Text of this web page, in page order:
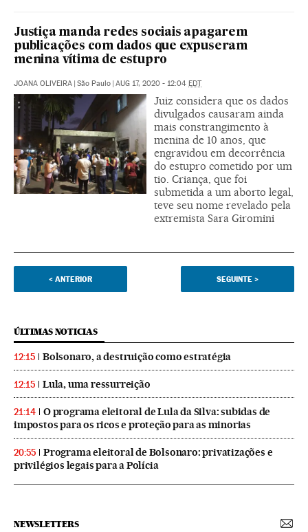
Justiça manda redes sociais apagarem
publicações com dados que expuseram
menina vítima de estupro
JOANA OLIVEIRA | São Paulo | AUG 17, 2020 - 12:04 EDT
Juiz considera que os dados
divulgados causaram ainda
mais constrangimento à
menina de 10 anos, que
engravidou em decorrência
do estupro cometido por um
tio. Criança, que foi
submetida a um aborto legal,
teve seu nome revelado pela
extremista Sara Giromini
< ANTERIOR SEGUINTE >
ÚLTIMAS NOTICIAS
12:15 Bolsonaro, a destruição como estratégia
12:15 Lula, uma ressurreição
21:14
O programa eleitoral de Lula da Silva: subidas de
impostos para os ricos e proteção para as minorias
20:55
Programa eleitoral de Bolsonaro: privatizações e
privilégios legais para a Polícia
NEWSLETTERS